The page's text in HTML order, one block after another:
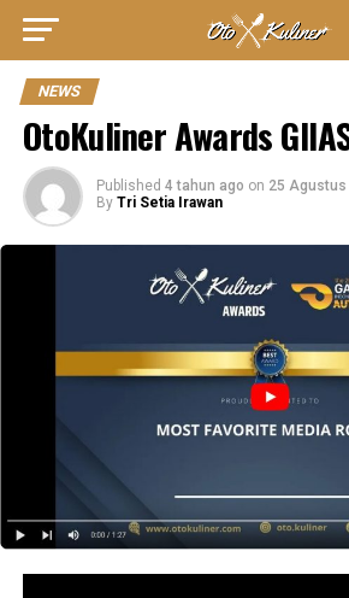
NEWS
OtoKuliner Awards
Published 4 tahun ago on 25 Agustus
By Tri Setia Irawan